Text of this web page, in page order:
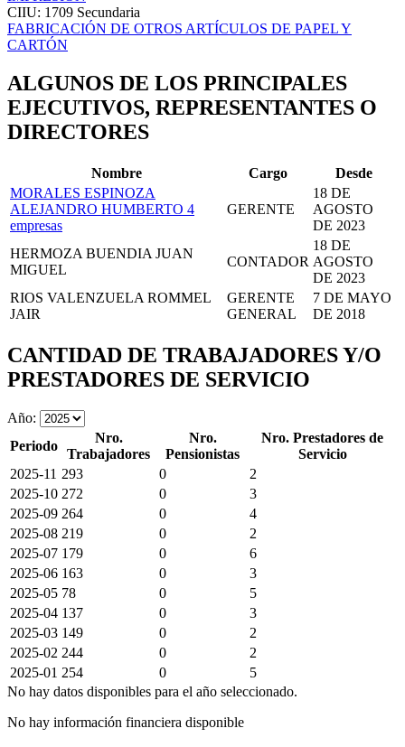
CIIU: 1709 Secundaria
FABRICACIÓN DE OTROS ARTÍCULOS DE PAPEL Y
CARTÓN
ALGUNOS DE LOS PRINCIPALES
EJECUTIVOS, REPRESENTANTES O
DIRECTORES
Nombre Cargo
Desde
MORALES ESPINOZA
ALEJANDRO HUMBERTO 4
empresas
GERENTE
18 DE
AGOSTO
DE 2023
HERMOZA BUENDIA JUAN
MIGUEL
CONTADOR
18 DE
AGOSTO
DE 2023
RIOS VALENZUELA ROMMEL
JAIR
GERENTE
GENERAL
7 DE MAYO
DE 2018
CANTIDAD DE TRABAJADORES Y/O
PRESTADORES DE SERVICIO
Año:
Periodo
Nro.
Trabajadores
Nro.
Pensionistas
Nro. Prestadores de
Servicio
2025-11 293 0
2
2025-10 272 0
3
2025-09 264 0
4
2025-08 219 0
2
2025-07 179 0
6
2025-06 163 0
3
2025-05 78 0
5
2025-04 137 0
3
2025-03 149 0
2
2025-02 244 0
2
2025-01 254 0
5
No hay datos disponibles para el año seleccionado.
No hay información financiera disponible